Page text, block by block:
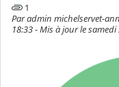
1
Par admin michelservet-
18:33 - Mis à jour le